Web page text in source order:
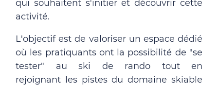
qui souhaitent s'initier et découvrir cette
activité.
L'objectif est de valoriser un espace dédié
où les pratiquants ont la possibilité de "se
tester" au ski de rando tout en
rejoignant les pistes du domaine skiable